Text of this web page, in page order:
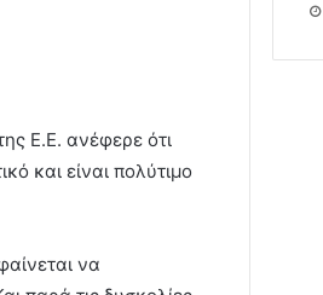
Ε.Ε. ανέφερε ότι
και είναι πολύτιμο
να